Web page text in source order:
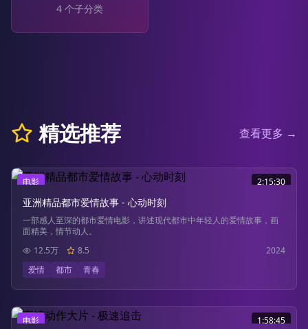
4 个子分类
精选推荐 查看更多 →
2:15:30
电影
亚洲精品都市爱情故事 - 心动时刻
一部感人至深的都市爱情电影，讲述现代都市中年轻人的爱情故事，画
面精美，情节动人。
12.5万
8.5
2024
爱情
都市 青春
1:58:45
电影